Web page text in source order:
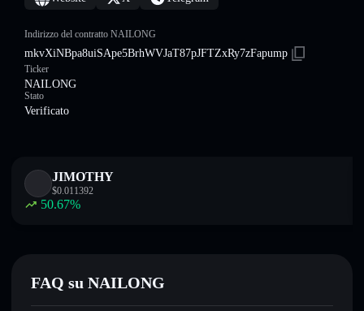
Indirizzo del contratto NAILONG
mkvXiNBpa8uiSApe5BrhWVJaT87pJFTZxRy7zFapump
Ticker
NAILONG
Stato
Verificato
JIMOTHY
$0.011392
50.67%
FAQ su NAILONG